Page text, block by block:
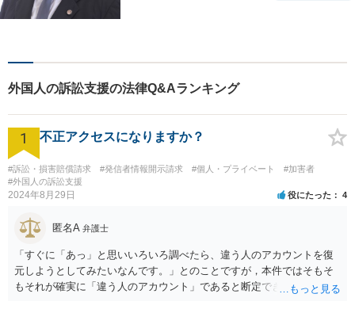
い！
外国人の訴訟支援の法律Q&Aランキング
1 不正アクセスになりますか？
#訴訟・損害賠償請求 #発信者情報開示請求 #個人・プライベート
#加害者
#外国人の訴訟支援
2024年8月29日 役にたった 4
匿名A 弁護士
「すぐに「あっ」と思いいろいろ調べたら、違う人のアカウントを復
元しようとしてみたいなんです。」とのことですが，本件ではそもそ
もそれが確実に「違う人のアカウント」であると断定できていません